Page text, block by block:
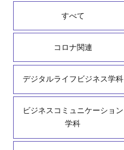
すべて
コロナ関連
デジタルライフビジネス学科
ビジネスコミュニケーション
学科